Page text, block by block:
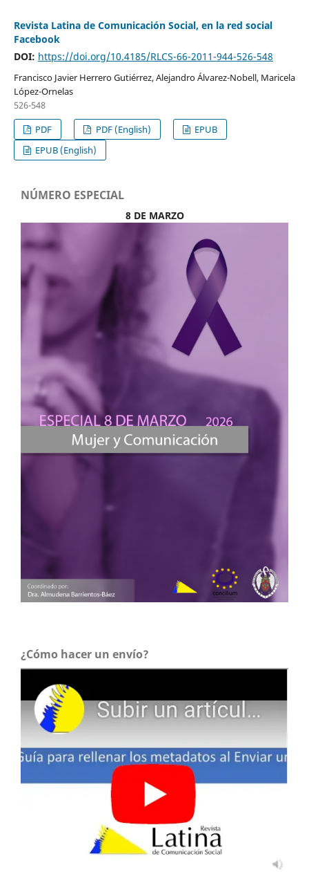
Revista Latina de Comunicación Social, en la red social
Facebook
DOI: https://doi.org/10.4185/RLCS-66-2011-944-526-548
Francisco Javier Herrero Gutiérrez, Alejandro Álvarez-Nobell, Maricela
López-Ornelas
526-548
PDF
PDF (English)
EPUB
EPUB (English)
NÚMERO ESPECIAL
8 DE MARZO
¿Cómo hacer un envío?